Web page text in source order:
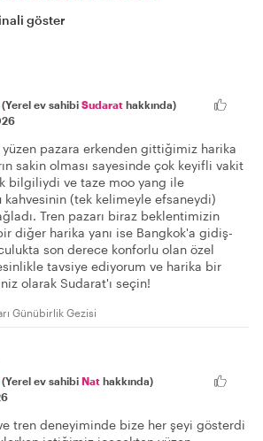
göster
(Yerel ev sahibi Sudarat hakkında)
yüzen pazara erkenden gittiğimiz harika
sakin olması sayesinde çok keyifli vakit
bilgiliydi ve taze moo yang ile
kahvesinin (tek kelimeyle efsaneydi)
Tren pazarı biraz beklentimizin
diğer harika yanı ise Bangkok'a gidiş-
son derece konforlu olan özel
tavsiye ediyorum ve harika bir
olarak Sudarat'ı seçin!
Günübirlik Gezisi
(Yerel ev sahibi Nat hakkında)
tren deneyiminde bize her şeyi gösterdi